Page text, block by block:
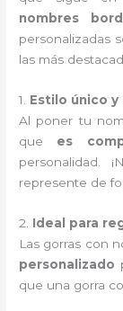
nombres
personalizadas
las más
1. Estilo único
Al poner tu
que es
personalidad.
represente de
2. Ideal para
Las gorras con
personalizado
que una gorra